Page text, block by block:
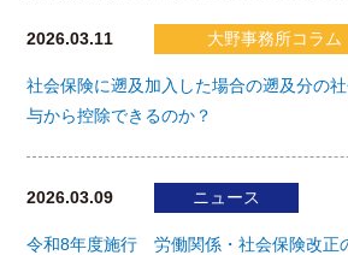
2026.03.11 大野事務所コラム
社会保険に遡及加入した場合の遡及分の
与から控除できるのか？
2026.03.09 ニュース
令和8年度施行 労働関係・社会保険改正